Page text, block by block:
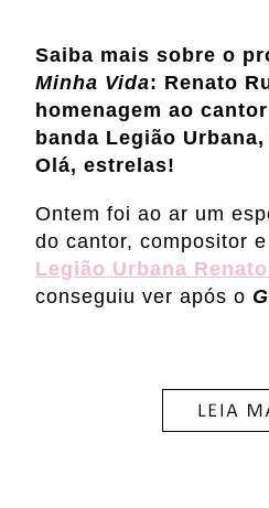
Saiba mais sobre o
Minha Vida: Renato
homenagem ao
banda Legião
Olá, estrelas!
Ontem foi ao ar um
do cantor, compositor
Legião Urbana
conseguiu ver após o